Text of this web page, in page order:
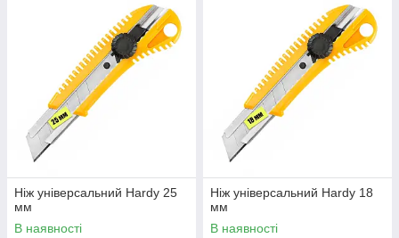
Ніж універсальний Hardy 25
мм
В наявності
Ніж універсальний Hardy 18
мм
В наявності